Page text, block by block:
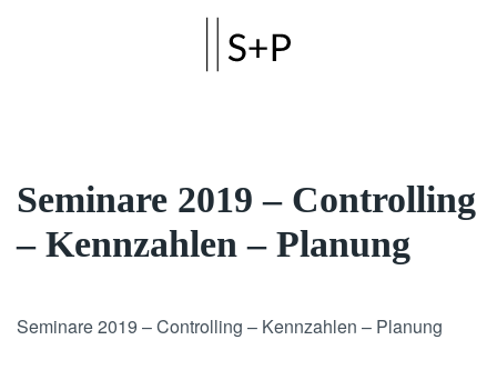
Seminare 2019 – Controlling
– Kennzahlen – Planung
Seminare 2019 – Controlling – Kennzahlen – Planung